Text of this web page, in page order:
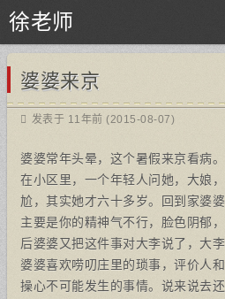
徐老师
婆婆来京
发表于 11年前 (2015-08-07)
婆婆常年头晕，这个暑假来京看病
在小区里，一个年轻人问她，大娘
尬，其实她才六十多岁。回到家婆
主要是你的精神气不行，脸色阴郁
后婆婆又把这件事对大李说了，大
婆婆喜欢唠叨庄里的琐事，评价人
操心不可能发生的事情。说来说去